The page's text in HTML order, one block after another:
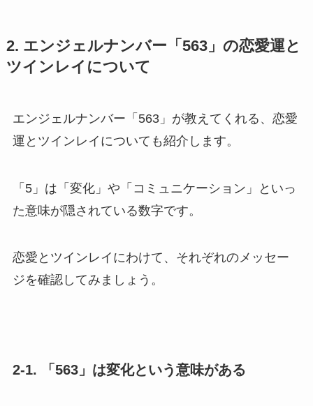
2. エンジェルナンバー「563」の恋愛運と
ツインレイについて
エンジェルナンバー「563」が教えてくれる、恋愛
運とツインレイについても紹介します。
「5」は「変化」や「コミュニケーション」といっ
た意味が隠されている数字です。
恋愛とツインレイにわけて、それぞれのメッセー
ジを確認してみましょう。
2-1. 「563」は変化という意味がある